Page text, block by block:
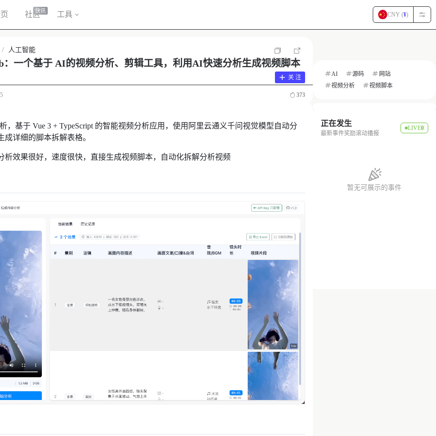
社区快讯 工具 CNY (¥)
/ 人工智能
：一个基于 AI的视频分析、剪辑工具，利用AI快速分析生成视频脚本
关 注
373
，基于 Vue 3 + TypeScript 的智能视频分析应用，使用阿里云通义千问视觉模型自动分
成详细的脚本拆解表格。
析效果很好，速度很快，直接生成视频脚本，自动化拆解分析视频
AI 源码
网站
视频分析
视频脚本
正在发生
最新事件奖励滚动播报
LIVE0
暂无可展示的事件